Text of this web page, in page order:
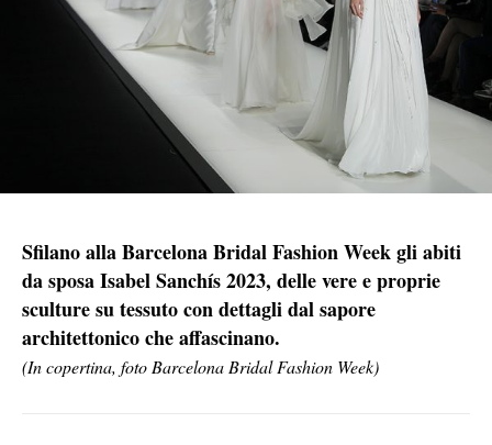
Sfilano alla Barcelona Bridal Fashion Week gli abiti
da sposa Isabel Sanchís 2023, delle vere e proprie
sculture su tessuto con dettagli dal sapore
architettonico che affascinano.
(In copertina, foto Barcelona Bridal Fashion Week)